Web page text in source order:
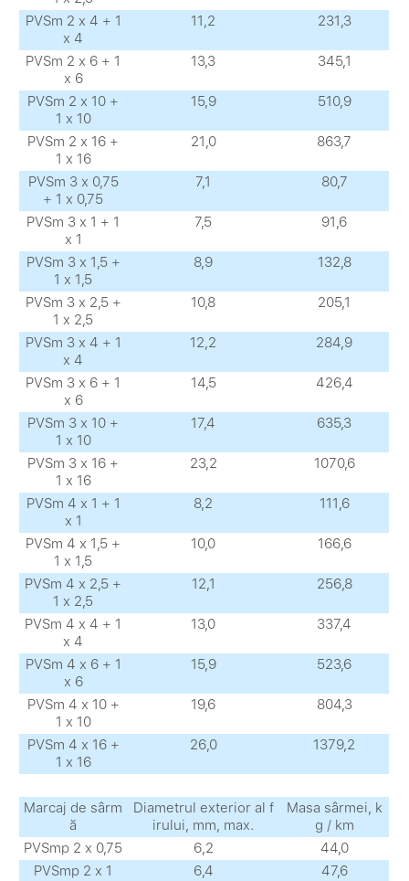
PVSm 2 х 4 + 1
х 4
11,2 231,3
PVSm 2 х 6 + 1
х 6
13,3 345,1
PVSm 2 х 10 +
1 х 10
15,9 510,9
PVSm 2 х 16 +
1 х 16
21,0 863,7
PVSm 3 х 0,75
+ 1 х 0,75
7,1 80,7
PVSm 3 х 1 + 1
х 1
7,5 91,6
PVSm 3 х 1,5 +
1 х 1,5
8,9 132,8
PVSm 3 х 2,5 +
1 х 2,5
10,8 205,1
PVSm 3 х 4 + 1
х 4
12,2 284,9
PVSm 3 х 6 + 1
х 6
14,5 426,4
PVSm 3 х 10 +
1 х 10
17,4 635,3
PVSm 3 х 16 +
1 х 16
23,2 1070,6
PVSm 4 х 1 + 1
х 1
8,2 111,6
PVSm 4 х 1,5 +
1 х 1,5
10,0 166,6
PVSm 4 х 2,5 +
1 х 2,5
12,1 256,8
PVSm 4 х 4 + 1
х 4
13,0 337,4
PVSm 4 х 6 + 1
х 6
15,9 523,6
PVSm 4 х 10 +
1 х 10
19,6 804,3
PVSm 4 х 16 +
1 х 16
26,0 1379,2
Marcaj de sârm
ă
Diametrul exterior al f
irului, mm, max.
Masa sârmei, k
g / km
PVSmp 2 х 0,75
6,2
44,0
PVSmp 2 х 1
6,4
47,6